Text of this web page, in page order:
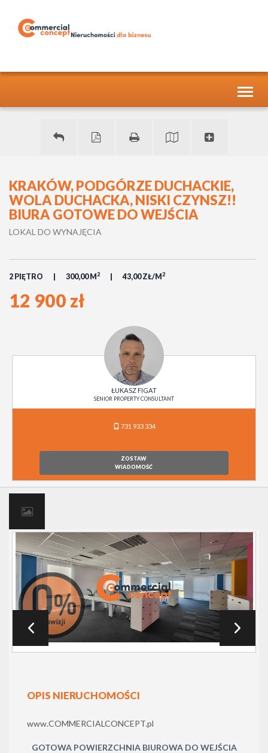
KRAKÓW, PODGÓRZE DUCHACKIE,
WOLA DUCHACKA, NISKI CZYNSZ!!
BIURA GOTOWE DO WEJŚCIA
LOKAL DO WYNAJĘCIA
2 PIĘTRO 300,00 M 2 43,00 ZŁ/M 2
12 900 zł
ŁUKASZ FIGAT
SENIOR PROPERTY CONSULTANT
731 933 334
ZOSTAW
WIADOMOŚĆ
OPIS NIERUCHOMOŚCI
www.COMMERCIALCONCEPT.pl
GOTOWA POWIERZCHNIA BIUROWA DO WEJŚCIA